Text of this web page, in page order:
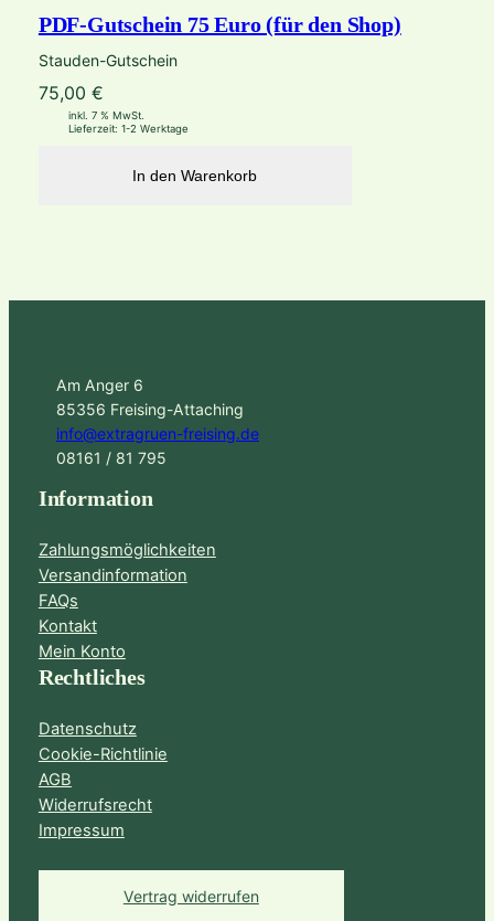
PDF-Gutschein 75 Euro (für den Shop)
Stauden-Gutschein
75,00 €
inkl. 7 % MwSt.
Lieferzeit: 1-2 Werktage
In den Warenkorb
Am Anger 6
85356 Freising-Attaching
info@extragruen-freising.de
08161 / 81 795
Information
Zahlungsmöglichkeiten
Versandinformation
FAQs
Kontakt
Mein Konto
Rechtliches
Datenschutz
Cookie-Richtlinie
AGB
Widerrufsrecht
Impressum
Vertrag widerrufen